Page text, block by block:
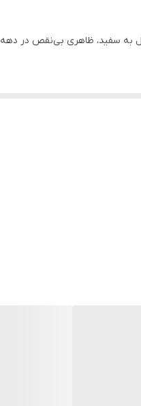
بی‌نقص در دهه ۷۰ را ایجاد می‌کنند